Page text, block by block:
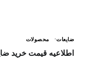
ضایعات محصولات
اطلاعیه قیمت خرید ضایعات —